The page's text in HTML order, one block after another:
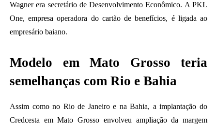
Wagner era secretário de Desenvolvimento Econômico. A PKL
One, empresa operadora do cartão de benefícios, é ligada ao
empresário baiano.
Modelo em Mato Grosso teria
semelhanças com Rio e Bahia
Assim como no Rio de Janeiro e na Bahia, a implantação do
Credcesta em Mato Grosso envolveu ampliação da margem